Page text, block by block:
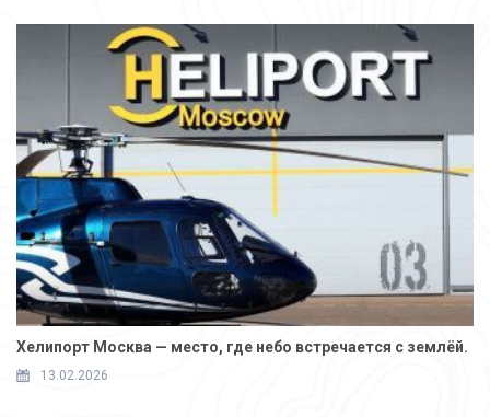
Хелипорт Москва — место, где небо встречается с землёй.
13.02.2026